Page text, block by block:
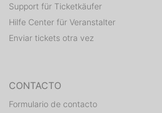
Support für Ticketkäufer
Hilfe Center für Veranstalter
Enviar tickets otra vez
CONTACTO
Formulario de contacto